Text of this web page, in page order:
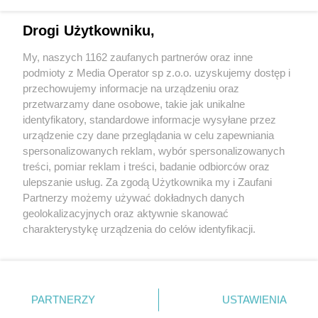
Wydawca mediówlokalnych
Nie zapomnij
zapoznać się z:
polityką prywatności regulamin korzystania z portali
Twojemiasto
Piekary Śląskie
Chorzów
Tarnowskie Góry
Gliwice
Skontaktuj się z nami
Kontakt
Wydawca
Redakcja
Drogi Użytkowniku,
My, naszych 1162 zaufanych partnerów oraz inne
podmioty z Media Operator sp z.o.o. uzyskujemy dostęp i
przechowujemy informacje na urządzeniu oraz
przetwarzamy dane osobowe, takie jak unikalne
identyfikatory, standardowe informacje wysyłane przez
urządzenie czy dane przeglądania w celu zapewniania
spersonalizowanych reklam, wybór spersonalizowanych
treści, pomiar reklam i treści, badanie odbiorców oraz
ulepszanie usług. Za zgodą Użytkownika my i Zaufani
Partnerzy możemy używać dokładnych danych
geolokalizacyjnych oraz aktywnie skanować
charakterystykę urządzenia do celów identyfikacji.
zmienić/wycofać klikając przycisk ustawień prywatności
znajdujący się w lewym dolnym rogu strony
PARTNERZY USTAWIENIA